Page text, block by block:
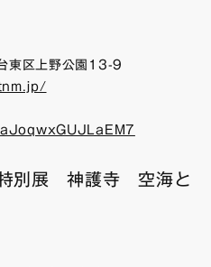
東区上野公園13-9
別展 神護寺 空海と